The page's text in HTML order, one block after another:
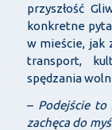
przyszłość
konkretne
w mieście, jak
transport,
spędzania
– Podejście
zachęca do